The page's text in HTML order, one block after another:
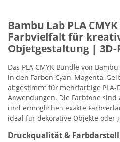
Bambu Lab PLA
Farbvielfalt für
Objetgestaltung |
Das PLA CMYK Bundle von
in den Farben Cyan, Magenta,
abgestimmt für mehrfarbige PLA-
Anwendungen. Die Farbtöne
und ermöglichen exakte
ideal für dekorative Objekte oder
Druckqualität &